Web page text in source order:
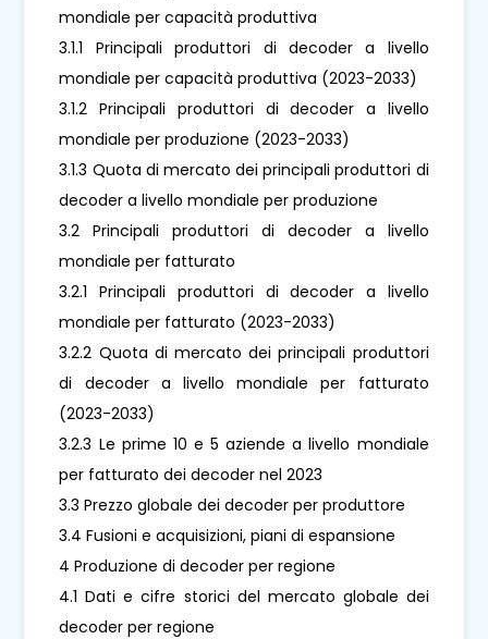
mondiale per capacità produttiva
3.1.1 Principali produttori di decoder a livello
mondiale per capacità produttiva (2023-2033)
3.1.2 Principali produttori di decoder a livello
mondiale per produzione (2023-2033)
3.1.3 Quota di mercato dei principali produttori di
decoder a livello mondiale per produzione
3.2 Principali produttori di decoder a livello
mondiale per fatturato
3.2.1 Principali produttori di decoder a livello
mondiale per fatturato (2023-2033)
3.2.2 Quota di mercato dei principali produttori
di decoder a livello mondiale per fatturato
(2023-2033)
3.2.3 Le prime 10 e 5 aziende a livello mondiale
per fatturato dei decoder nel 2023
3.3 Prezzo globale dei decoder per produttore
3.4 Fusioni e acquisizioni, piani di espansione
4 Produzione di decoder per regione
4.1 Dati e cifre storici del mercato globale dei
decoder per regione